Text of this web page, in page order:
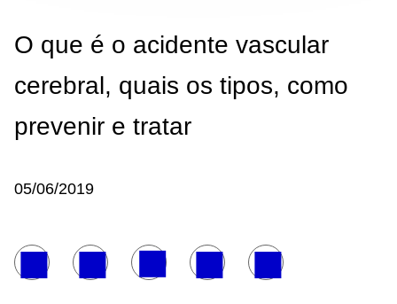
O que é o acidente vascular
cerebral, quais os tipos, como
prevenir e tratar
05/06/2019